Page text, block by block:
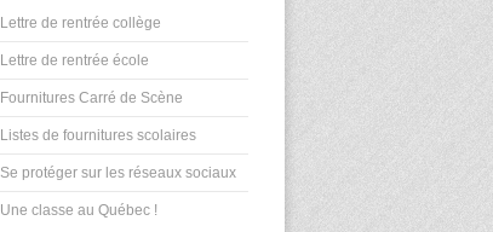
Lettre de rentrée collège
Lettre de rentrée école
Fournitures Carré de Scène
Listes de fournitures scolaires
Se protéger sur les réseaux sociaux
Une classe au Québec !